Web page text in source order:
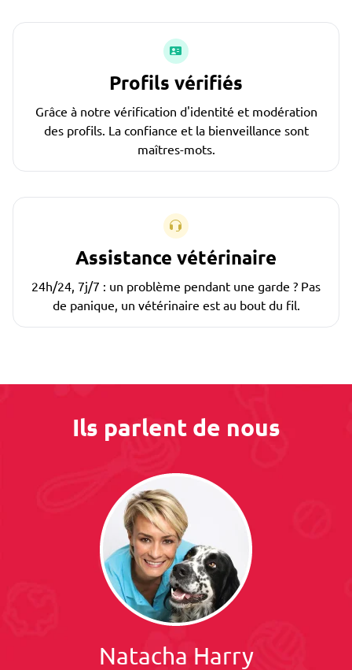
Profils vérifiés
Grâce à notre vérification d'identité et modération
des profils. La confiance et la bienveillance sont
maîtres-mots.
Assistance vétérinaire
24h/24, 7j/7 : un problème pendant une garde ? Pas
de panique, un vétérinaire est au bout du fil.
Ils parlent de nous
Natacha Harry